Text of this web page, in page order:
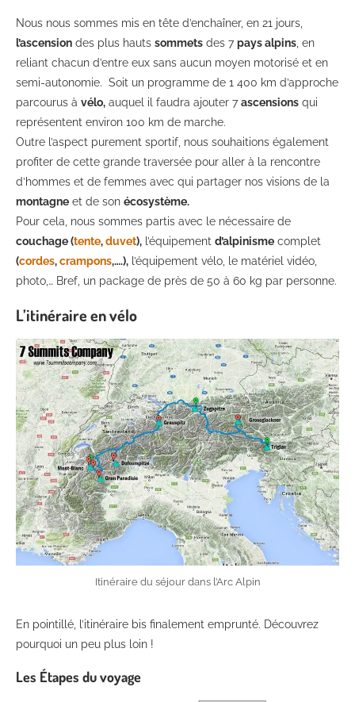
Nous nous sommes mis en tête d’enchaîner, en 21 jours,
l’ascension des plus hauts sommets des 7pays alpins, en
reliant chacun d’entre eux sans aucun moyen motorisé et en
semi-autonomie. Soit un programme de 1 400 km d’approche
parcourus à vélo, auquel il faudra ajouter 7ascensions qui
représentent environ 100 km de marche.
Outre l’aspect purement sportif, nous souhaitions également
profiter de cette grande traversée pour aller à la rencontre
d’hommes et de femmes avec qui partager nos visions de la
montagne et de son écosystème.
Pour cela, nous sommes partis avec le nécessaire de
couchage (tente,duvet), l’équipement d’alpinisme complet
(cordes,crampons,….), l’équipement vélo, le matériel vidéo,
photo,… Bref, un package de près de 50 à 60 kg par personne.
L’itinéraire en vélo
Itinéraire du séjour dans l’Arc Alpin
En pointillé, l’itinéraire bis finalement emprunté. Découvrez
pourquoi un peu plus loin !
Les Étapes du voyage